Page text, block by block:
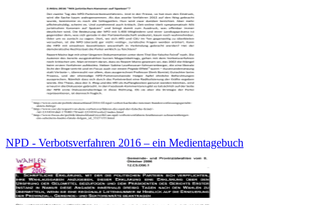
NPD - Verbotsverfahren 2016 – ein Medientagebuch